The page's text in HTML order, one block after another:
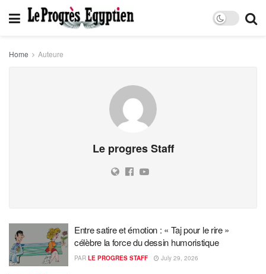
Home Auteure
Le progres Staff
Entre satire et émotion : « Taj pour le rire »
célèbre la force du dessin humoristique
PAR LE PROGRES STAFF July 29, 2026